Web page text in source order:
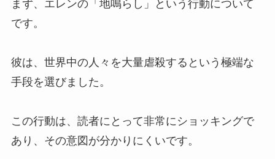
まず、エレンの「地鳴らし」という行動について
です。
彼は、世界中の人々を大量虐殺するという極端な
手段を選びました。
この行動は、読者にとって非常にショッキングで
あり、その意図が分かりにくいです。